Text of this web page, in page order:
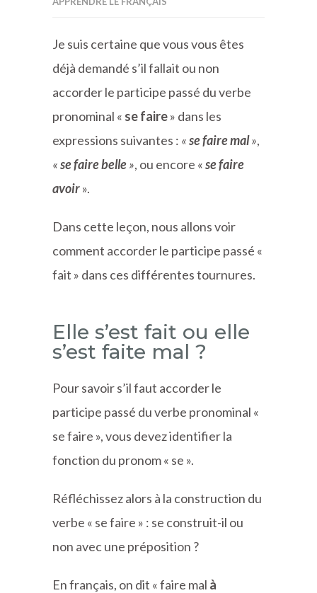
Je suis certaine que vous vous êtes
déjà demandé s’il fallait ou non
accorder le participe passé du verbe
pronominal « se faire» dans les
expressions suivantes : «se faire mal»,
«se faire belle», ou encore «se faire
avoir».
Dans cette leçon, nous allons voir
comment accorder le participe passé «
fait » dans ces différentes tournures.
Elle s’est fait ou elle
s’est faite mal ?
Pour savoir s’il faut accorder le
participe passé du verbe pronominal «
se faire », vous devez identifier la
fonction du pronom « se ».
Réfléchissez alors à la construction du
verbe « se faire » : se construit-il ou
non avec une préposition ?
En français, on dit « faire mal à